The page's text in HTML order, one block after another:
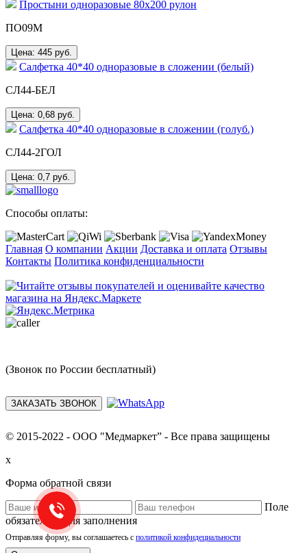
Простыни одноразовые 80х200 рулон
ПО09М
Цена: 445 руб.
Салфетка 40*40 одноразовые в сложении (белый)
СЛ44-БЕЛ
Цена: 0,68 руб.
Салфетка 40*40 одноразовые в сложении (голуб.)
СЛ44-2ГОЛ
Цена: 0,7 руб.
Способы оплаты:
Главная О компании Акции Доставка и оплата Отзывы
Контакты Политика конфиденциальности
(Звонок по России бесплатный)
ЗАКАЗАТЬ ЗВОНОК
© 2015-2022 - ООО "Медмаркет” - Все права защищены
x
Форма обратной связи
Поле
обязательно для заполнения
Отправляя форму, вы соглашаетесь с политикой конфидециальности